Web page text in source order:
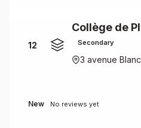
12
Collège de
Secondary
3 avenue
New No reviews yet